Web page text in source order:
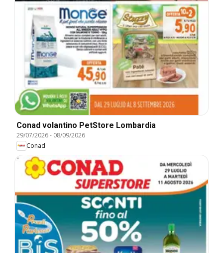
Conad volantino PetStore Lombardia
29/07/2026- 08/09/2026
Conad